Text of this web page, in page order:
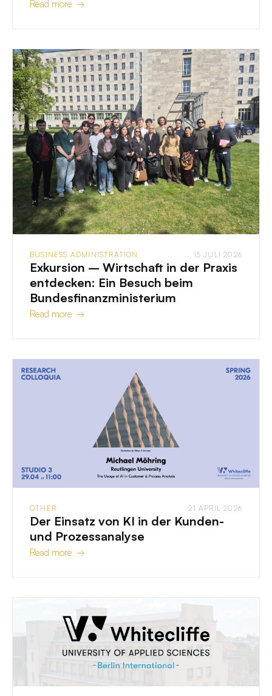
Read more →
BUSINESS ADMINISTRATION 15 JULI 2026
Exkursion – Wirtschaft in der Praxis
entdecken: Ein Besuch beim
Bundesfinanzministerium
Read more →
OTHER 21 APRIL 2026
Der Einsatz von KI in der Kunden-
und Prozessanalyse
Read more →